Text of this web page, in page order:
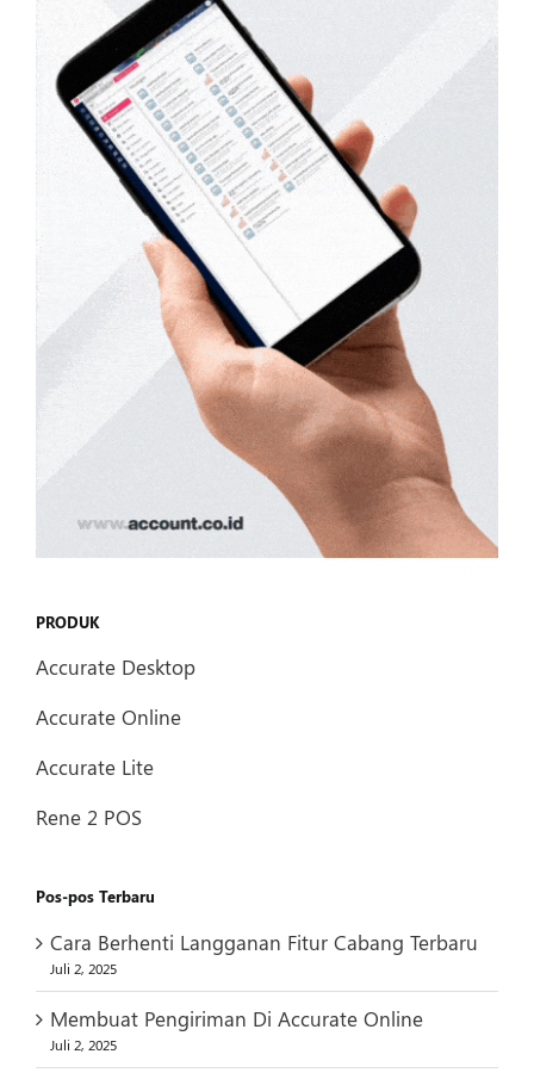
PRODUK
Accurate Desktop
Accurate Online
Accurate Lite
Rene 2 POS
Pos-pos Terbaru
Cara Berhenti Langganan Fitur Cabang Terbaru
Juli 2, 2025
Membuat Pengiriman Di Accurate Online
Juli 2, 2025